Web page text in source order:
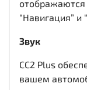
отображаются
“Навигация” и
Звук
CC2 Plus
вашем